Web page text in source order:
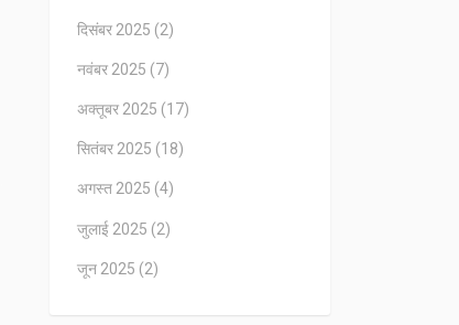
दिसंबर 2025 (2)
नवंबर 2025 (7)
अक्तूबर 2025 (17)
सितंबर 2025 (18)
अगस्त 2025 (4)
जुलाई 2025 (2)
जून 2025 (2)